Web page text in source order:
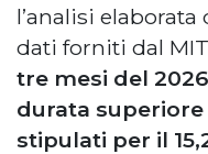
l’analisi elaborata
dati forniti dal MIT
tre mesi del
durata
stipulati per il